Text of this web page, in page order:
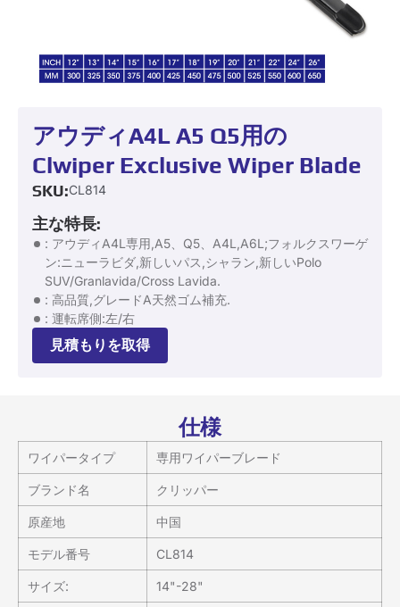
アウディA4L A5 Q5用の
Clwiper Exclusive Wiper Blade
SKU:CL814
主な特長:
: アウディA4L専用,A5、Q5、A4L,A6L;フォルクスワーゲ
ン:ニューラビダ,新しいパス,シャラン,新しいPolo
SUV/Granlavida/Cross Lavida.
: 高品質,グレードA天然ゴム補充.
: 運転席側:左/右
見積もりを取得
仕様
ワイパータイプ 専用ワイパーブレード
ブランド名 クリッパー
原産地 中国
モデル番号 CL814
サイズ: 14"-28"